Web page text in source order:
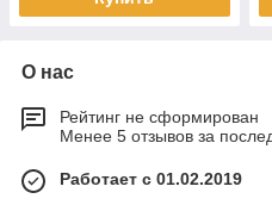
О нас
Рейтинг не сформирован
Менее 5 отзывов за
Работает с 01.02.2019